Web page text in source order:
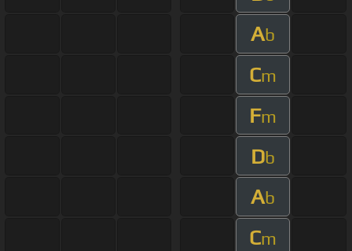
Ab
Cm
Fm
Db
Ab
Cm